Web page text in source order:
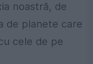
noastră, de
de planete care
cele de pe